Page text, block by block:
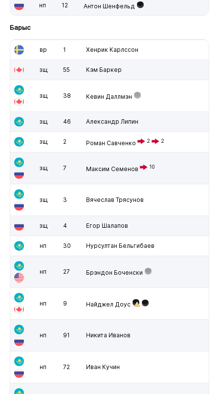
нп 12 Антон Шенфельд
Барыс
вр 1 Хенрик Карлссон
зщ 55 Кэм Баркер
зщ 38 Кевин Даллмэн
зщ 46 Александр Липин
зщ 2 Роман Савченко 2 2
зщ 7 Максим Семенов 10
зщ 3 Вячеслав Трясунов
зщ 4 Егор Шалапов
нп 30 Нурсултан Бельгибаев
нп 27 Брэндон Боченски
нп 9 Найджел Доус
нп 91 Никита Иванов
нп 72 Иван Кучин